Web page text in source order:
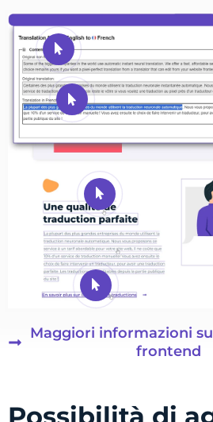
Maggiori informazioni
frontend